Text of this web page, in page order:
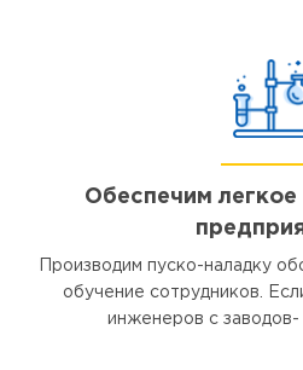
Обеспечим легкое
Производим пуско-наладку
обучение сотрудников.
инженеров с заводов-